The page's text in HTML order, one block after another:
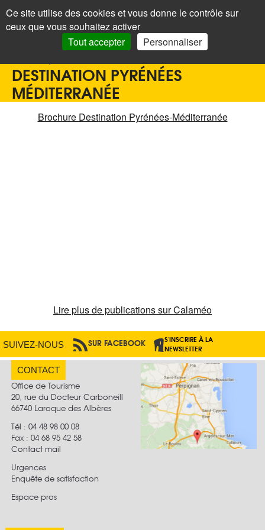
< Menu
LAROQUE
DES ALBÈRES
Office de tourisme>Découvrir >Albères et environs>
DESTINATION PYRÉNÉES
MÉDITERRANÉE
Brochure Destination Pyrénées-Méditerranée
Lire plus de publications sur Calaméo
SUIVEZ-NOUS SUR FACEBOOK
PAR RSS
S'INSCRIRE À LA
NEWSLETTER
CONTACT
Office de Tourisme
20, rue du Docteur Carboneill
66740 Laroque des Albères
Tél : 04 48 98 00 08
Fax : 04 68 95 42 58
Contact mail
Urgences
Enquête de satisfaction
Espace pros
Ce site utilise des cookies et vous donne le contrôle sur
ceux que vous souhaitez activer
Tout accepter
Personnaliser